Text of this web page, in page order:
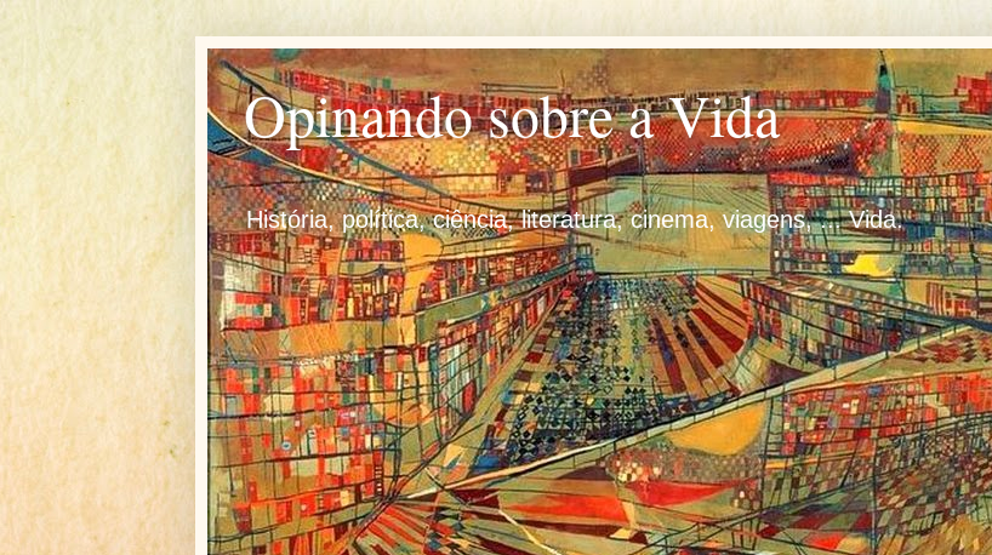
Opinando sobre a Vida
História, política, ciência, literatura, cinema, viagens, ... Vida.